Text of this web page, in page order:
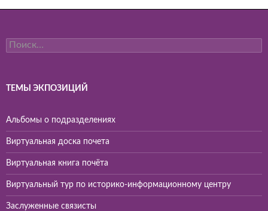
Найти:
ТЕМЫ ЭКПОЗИЦИЙ
Альбомы о подразделениях
Виртуальная доска почета
Виртуальная книга почёта
Виртуальный тур по историко-информационному центру
Заслуженные связисты